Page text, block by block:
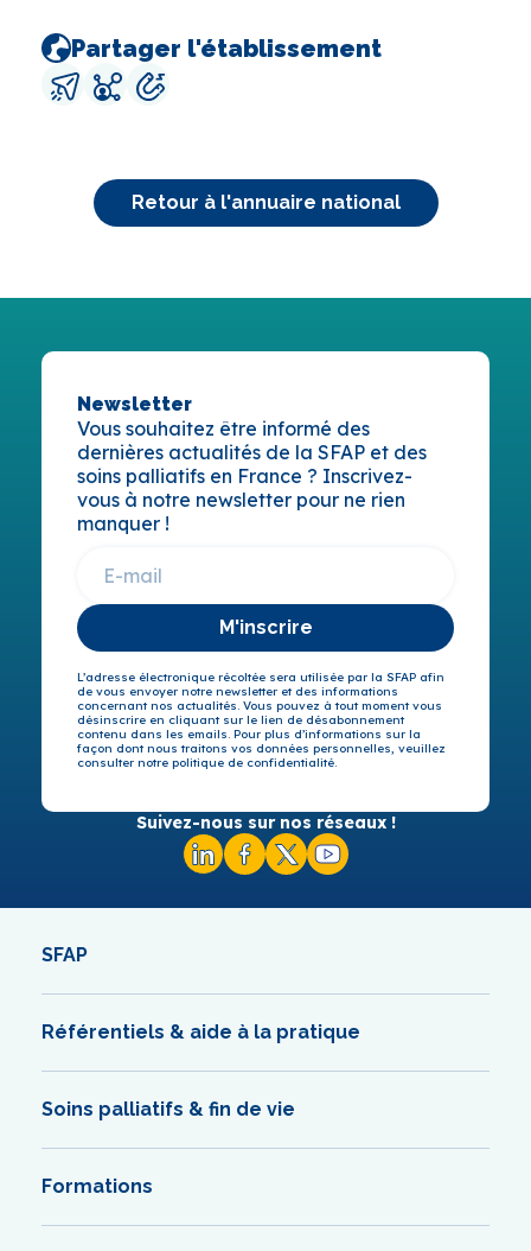
Partager l'établissement
Retour à l'annuaire national
Newsletter
Vous souhaitez être informé des
dernières actualités de la SFAP et des
soins palliatifs en France ? Inscrivez-
vous à notre newsletter pour ne rien
manquer !
M'inscrire
L’adresse électronique récoltée sera utilisée par la SFAP afin
de vous envoyer notre newsletter et des informations
concernant nos actualités. Vous pouvez à tout moment vous
désinscrire en cliquant sur le lien de désabonnement
contenu dans les emails. Pour plus d’informations sur la
façon dont nous traitons vos données personnelles, veuillez
consulter notre politique de confidentialité.
Suivez-nous sur nos réseaux !
SFAP
Référentiels & aide à la pratique
Soins palliatifs & fin de vie
Formations